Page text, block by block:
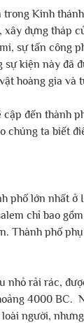
Kinh
dựng tháp
sự tấn công
kiện này đã
hoàng gia và
đến thành
chúng ta biết
phố lớn nhất ở
chỉ bao
Thành phố
nhỏ rải rác,
4000 BC.
người,